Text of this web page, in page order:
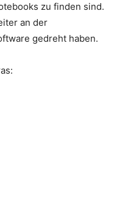
zu finden sind.
an der
gedreht haben.